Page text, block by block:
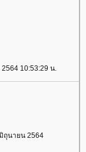
10:53:29 น.
ถุนายน 2564